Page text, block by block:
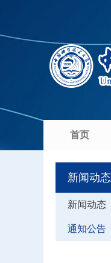
首页
新闻动态
新闻动态
通知公告